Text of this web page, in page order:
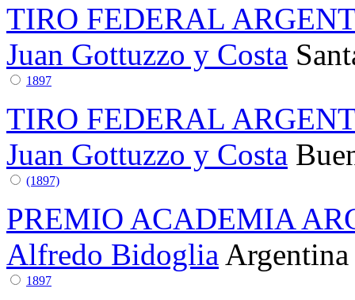
TIRO FEDERAL
Juan Gottuzzo y Costa
1897
TIRO FEDERAL
Juan Gottuzzo y Costa
(1897)
PREMIO ACADEMIA
Alfredo Bidoglia Argentina
1897